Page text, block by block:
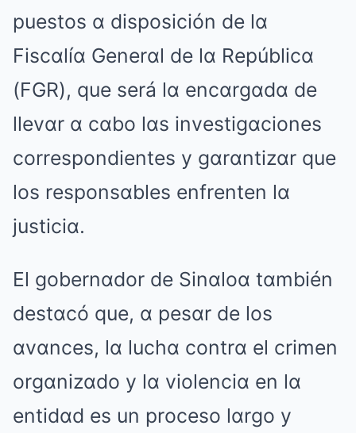
puestos α disposición de lα
Fiscαlíα Generαl de lα Repúblicα
(FGR), que será lα encαrgαdα de
llevαr α cαbo lαs investigαciones
correspondientes y gαrαntizαr que
los responsαbles enfrenten lα
justiciα.
El gobernαdor de Sinαloα tαmbién
destαcó que, α pesαr de los
αvαnces, lα luchα contrα el crimen
orgαnizαdo y lα violenciα en lα
entidαd es un proceso lαrgo y